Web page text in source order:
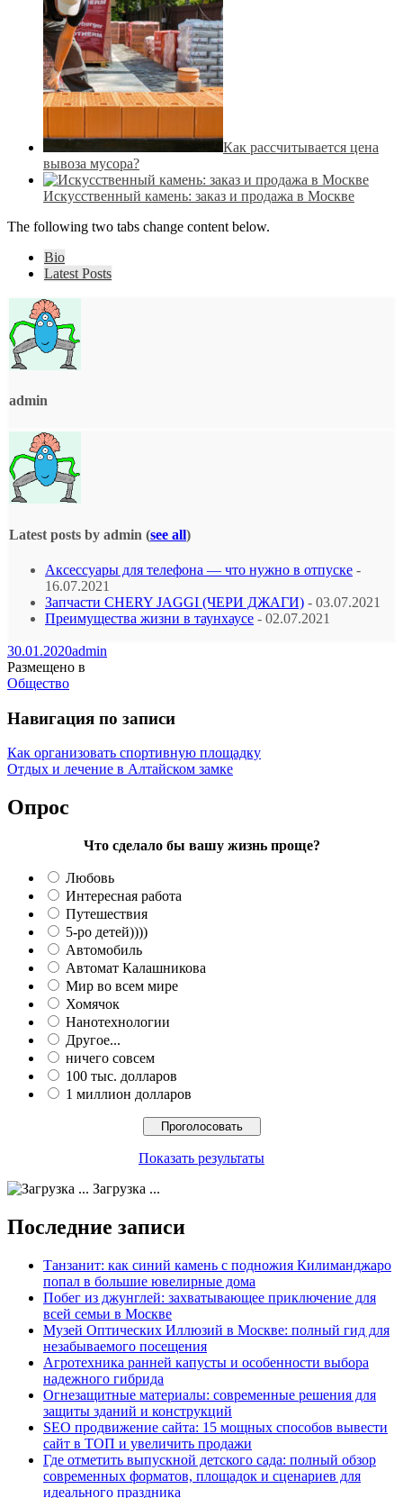
Как рассчитывается цена
вывоза мусора?
Искусственный камень: заказ и продажа в Москве
The following two tabs change content below.
Bio
Latest Posts
admin
Latest posts by admin (see all)
Аксессуары для телефона — что нужно в отпуске -
16.07.2021
Запчасти CHERY JAGGI (ЧЕРИ ДЖАГИ) - 03.07.2021
Преимущества жизни в таунхаусе - 02.07.2021
30.01.2020admin
Размещено в
Общество
Навигация по записи
Как организовать спортивную площадку
Отдых и лечение в Алтайском замке
Опрос
Что сделало бы вашу жизнь проще?
Любовь
Интересная работа
Путешествия
5-ро детей))))
Автомобиль
Автомат Калашникова
Мир во всем мире
Хомячок
Нанотехнологии
Другое...
ничего совсем
100 тыс. долларов
1 миллион долларов
Показать результаты
Загрузка ...
Последние записи
Танзанит: как синий камень с подножия Килиманджаро
попал в большие ювелирные дома
Побег из джунглей: захватывающее приключение для
всей семьи в Москве
Музей Оптических Иллюзий в Москве: полный гид для
незабываемого посещения
Агротехника ранней капусты и особенности выбора
надежного гибрида
Огнезащитные материалы: современные решения для
защиты зданий и конструкций
SEO продвижение сайта: 15 мощных способов вывести
сайт в ТОП и увеличить продажи
Где отметить выпускной детского сада: полный обзор
современных форматов, площадок и сценариев для
идеального праздника